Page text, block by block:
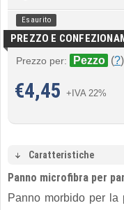
Esaurito
PREZZO E
Prezzo per: Pezzo (?)
€4,45 +IVA 22%
Caratteristiche
Panno microfibra per
Panno morbido per la